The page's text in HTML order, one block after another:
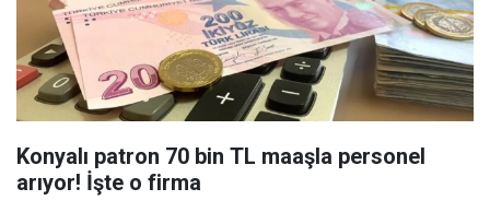
Konyalı patron 70 bin TL maaşla personel
arıyor! İşte o firma